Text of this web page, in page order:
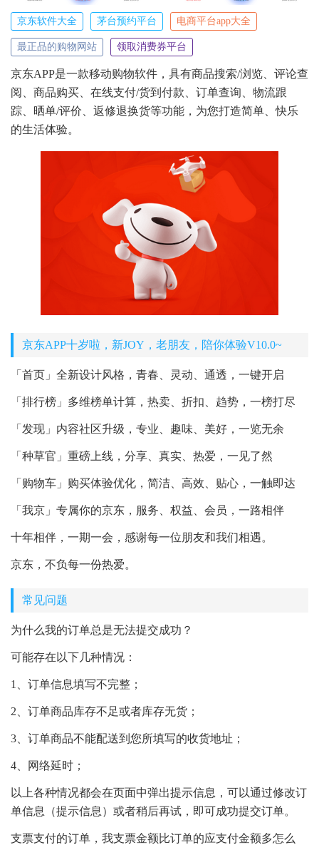
京东软件大全 茅台预约平台 电商平台app大全
最正品的购物网站 领取消费券平台
京东APP是一款移动购物软件，具有商品搜索/浏览、评论查
阅、商品购买、在线支付/货到付款、订单查询、物流跟
踪、晒单/评价、返修退换货等功能，为您打造简单、快乐
的生活体验。
京东APP十岁啦，新JOY，老朋友，陪你体验V10.0~
「首页」全新设计风格，青春、灵动、通透，一键开启
「排行榜」多维榜单计算，热卖、折扣、趋势，一榜打尽
「发现」内容社区升级，专业、趣味、美好，一览无余
「种草官」重磅上线，分享、真实、热爱，一见了然
「购物车」购买体验优化，简洁、高效、贴心，一触即达
「我京」专属你的京东，服务、权益、会员，一路相伴
十年相伴，一期一会，感谢每一位朋友和我们相遇。
京东，不负每一份热爱。
常见问题
为什么我的订单总是无法提交成功？
可能存在以下几种情况：
1、订单信息填写不完整；
2、订单商品库存不足或者库存无货；
3、订单商品不能配送到您所填写的收货地址；
4、网络延时；
以上各种情况都会在页面中弹出提示信息，可以通过修改订
单信息（提示信息）或者稍后再试，即可成功提交订单。
支票支付的订单，我支票金额比订单的应支付金额多怎么